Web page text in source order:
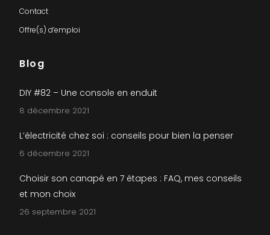
Contact
Offre(s) d’emploi
Blog
DIY #82 – Une console en enduit
8 décembre 2021
L’électricité chez soi : conseils pour bien la penser
6 décembre 2021
Choisir son canapé en 7 étapes : FAQ, mes conseils
et mon choix
26 septembre 2021